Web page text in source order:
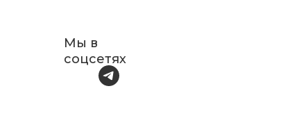
Мы в
соцсетях